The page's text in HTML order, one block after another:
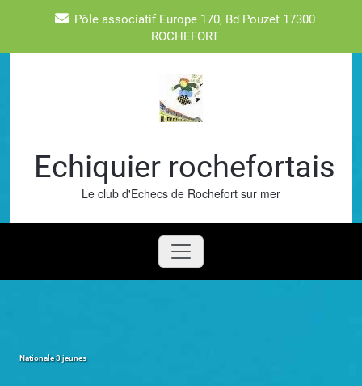
Pôle associatif Europe 170, Bd Pouzet 17300
ROCHEFORT
Echiquier rochefortais
Le club d'Echecs de Rochefort sur mer
Nationale 3 jeunes